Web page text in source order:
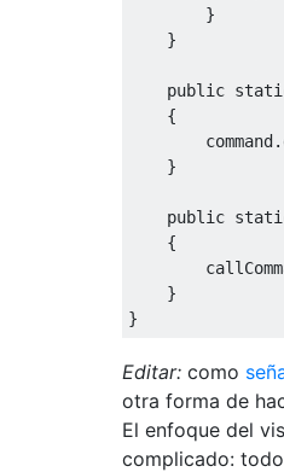
}
}
public
{
        command
.
}
public
{
}
}
Editar: como
otra forma de
El enfoque del
complicado: